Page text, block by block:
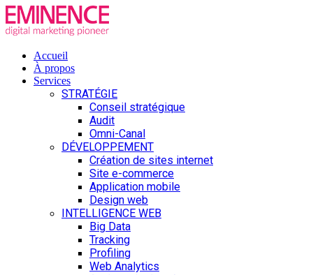
Accueil
À propos
Services
STRATÉGIE
Conseil stratégique
Audit
Omni-Canal
DÉVELOPPEMENT
Création de sites internet
Site e-commerce
Application mobile
Design web
INTELLIGENCE WEB
Big Data
Tracking
Profiling
Web Analytics